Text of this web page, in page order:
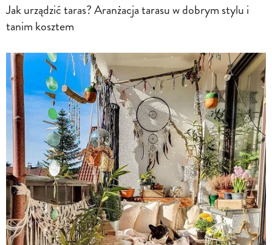
Jak urządzić taras? Aranżacja tarasu w dobrym stylu i
tanim kosztem